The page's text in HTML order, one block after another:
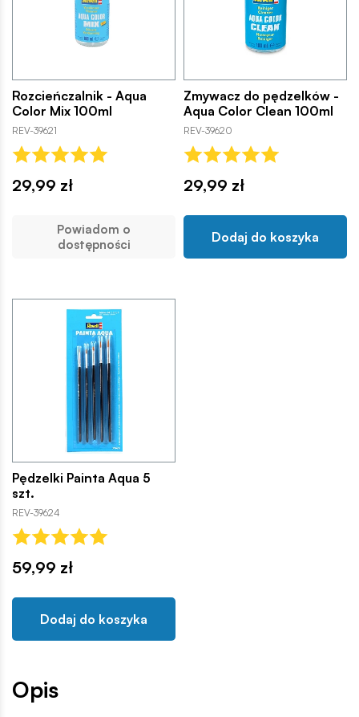
Rozcieńczalnik - Aqua
Color Mix 100ml
REV-39621
29,99 zł
Powiadom o
dostępności
Zmywacz do pędzelków -
Aqua Color Clean 100ml
REV-39620
29,99 zł
Dodaj do koszyka
Pędzelki Painta Aqua 5
szt.
REV-39624
59,99 zł
Dodaj do koszyka
Opis